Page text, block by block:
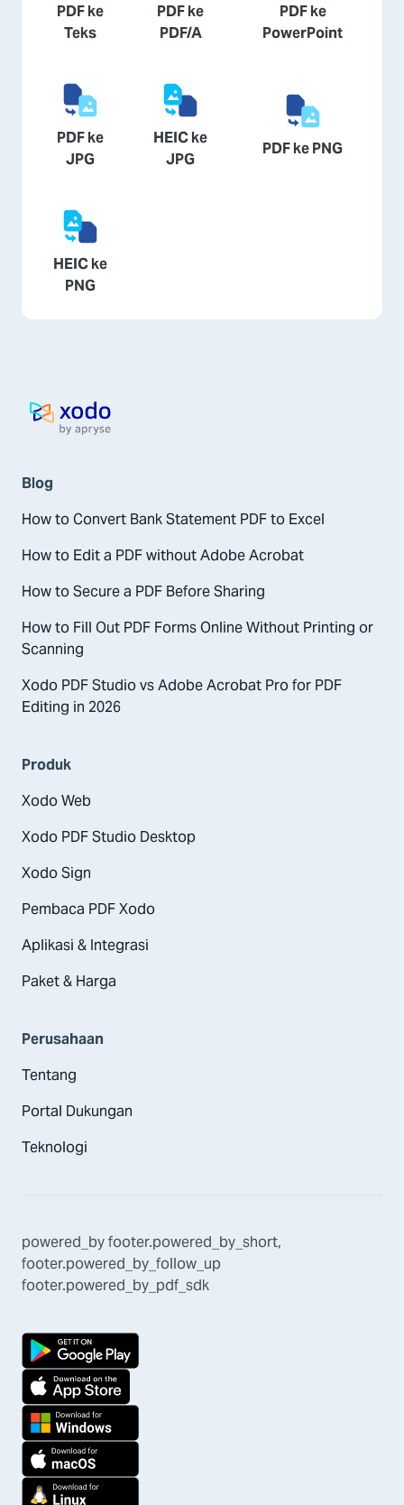
PDF ke
Teks
PDF ke
PDF/A
PDF ke
PowerPoint
PDF ke
JPG
HEIC ke
JPG
PDF ke PNG
HEIC ke
PNG
Halaman utama
Blog
How to Convert Bank Statement PDF to Excel
How to Edit a PDF without Adobe Acrobat
How to Secure a PDF Before Sharing
How to Fill Out PDF Forms Online Without Printing or
Scanning
Xodo PDF Studio vs Adobe Acrobat Pro for PDF
Editing in 2026
Produk
Xodo Web
Xodo PDF Studio Desktop
Xodo Sign
Pembaca PDF Xodo
Aplikasi & Integrasi
Paket & Harga
Perusahaan
Tentang
Portal Dukungan
Teknologi
powered_byfooter.powered_by_short,
footer.powered_by_follow_up
footer.powered_by_pdf_sdk